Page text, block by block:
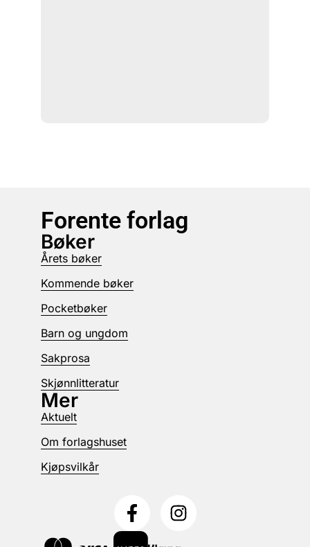
Forente forlag
Bøker
Årets bøker
Kommende bøker
Pocketbøker
Barn og ungdom
Sakprosa
Skjønnlitteratur
Mer
Aktuelt
Om forlagshuset
Kjøpsvilkår